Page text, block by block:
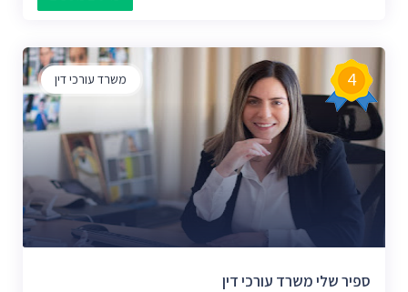
משרד עורכי דין 4
ספיר שלי משרד עורכי דין